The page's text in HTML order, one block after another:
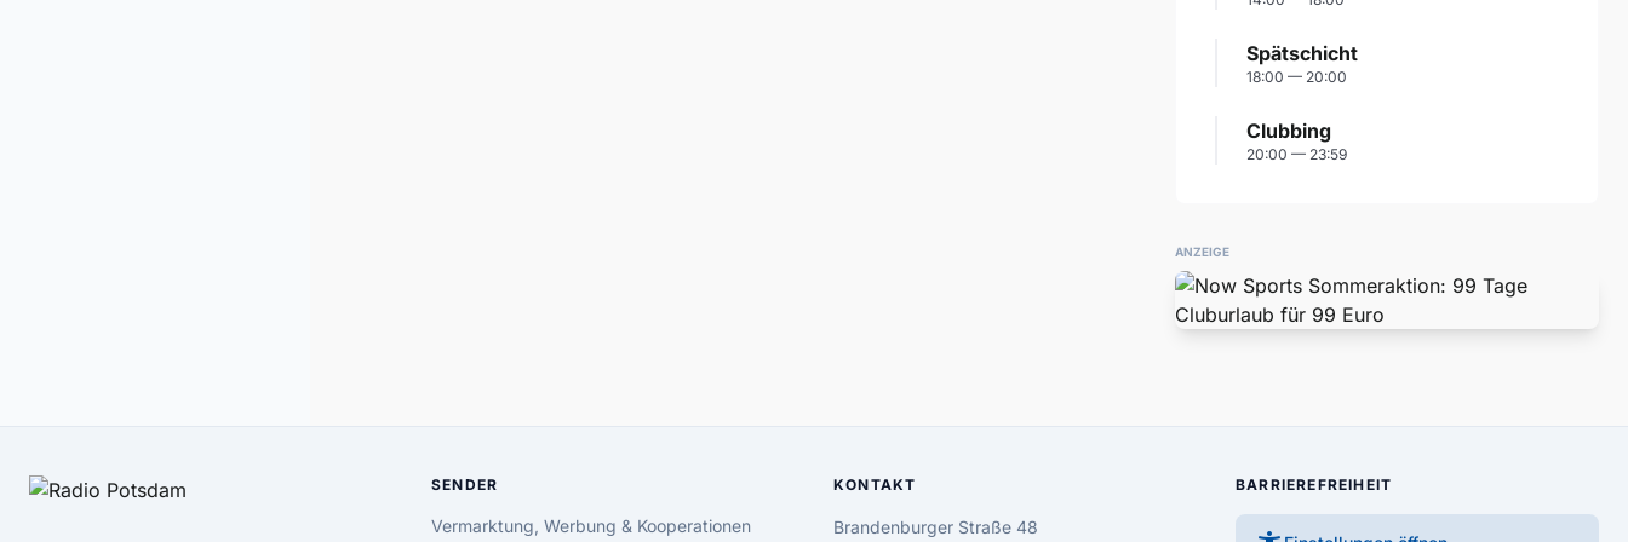
Spätschicht
18:00 — 20:00
Clubbing
20:00 — 23:59
ANZEIGE
SENDER
Vermarktung, Werbung & Kooperationen
KONTAKT
Brandenburger Straße 48
BARRIEREFREIHEIT